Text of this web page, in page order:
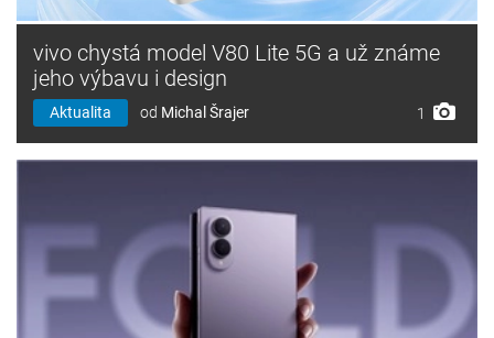
vivo chystá model V80 Lite 5G a už známe
jeho výbavu i design
Aktualita od Michal Šrajer 1